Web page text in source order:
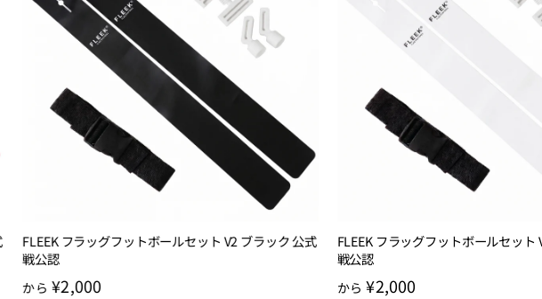
FLEEK フラッグフットボールセット V2 ブラック 公式
戦公認
から ¥2,000
FLEEK フラッグフットボールセット
戦公認
から ¥2,000